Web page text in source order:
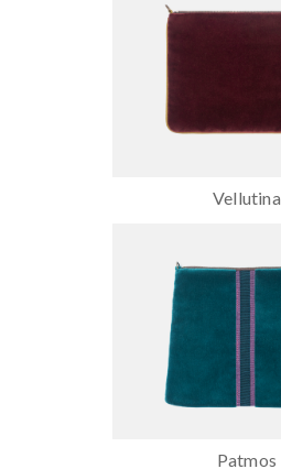
Vellutina
Patmos